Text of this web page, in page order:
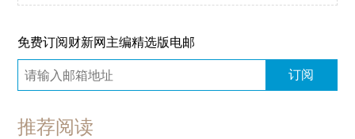
免费订阅财新网主编精选版电邮
订阅
推荐阅读